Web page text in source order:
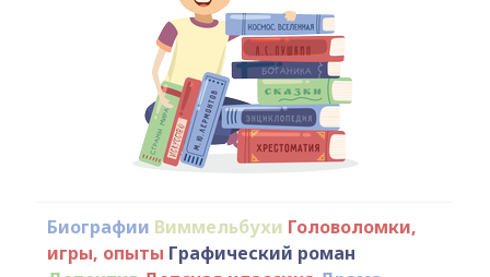
Биографии Виммельбухи Головоломки,
игры, опыты Графический роман